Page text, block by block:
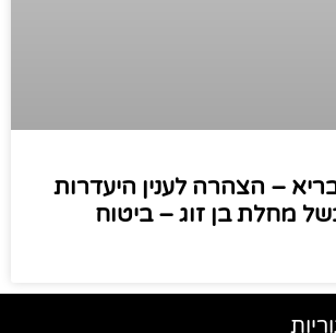
– הצהרה לענין היעדרות
מחלת בן זוג – ביטוח